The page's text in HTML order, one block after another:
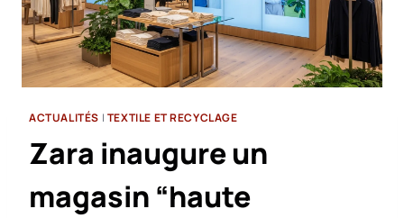
ACTUALITÉS | TEXTILE ET RECYCLAGE
Zara inaugure un
magasin “haute